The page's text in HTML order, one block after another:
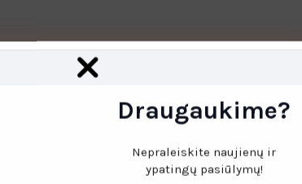
Grąžinimas/
metų suknelė. Vienoms per santūri,
pasirinkimas. Renkantis klasika,
Draugaukime?
Nepraleiskite naujienų ir
ypatingų pasiūlymų!